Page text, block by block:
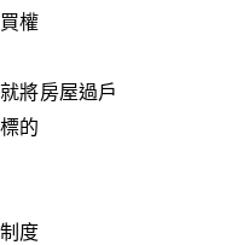
權
將房屋過戶
的
度